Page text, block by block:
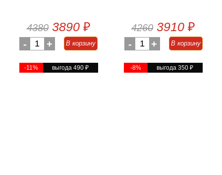
4380 3890 ₽
- 1 + В корзину
-11% выгода 490₽
4260 3910 ₽
- 1 + В корзину
-8% выгода 350₽